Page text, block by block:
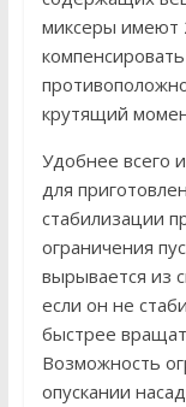
миксеры имеют
крутящий
Удобнее всего
для
стабилизации
ограничения
вырывается из
если он не
быстрее
Возможность
опускании